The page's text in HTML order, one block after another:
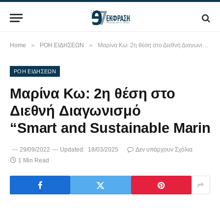
Home » ΡΟΗ ΕΙΔΗΣΕΩΝ » Μαρίνα Κω: 2η θέση στο Διεθνή Διαγωνισμό “Smart and Sustainable Marina”
ΡΟΗ ΕΙΔΗΣΕΩΝ
Μαρίνα Κω: 2η θέση στο
Διεθνή Διαγωνισμό
“Smart and Sustainable
29/09/2022 Updated: 18/03/2025
Δεν υπάρχουν Σχόλια
1 Min Read